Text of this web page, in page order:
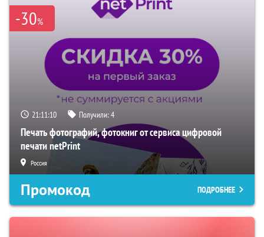
-30%
21:11:08 Получили:4
Печать фотографий, фотокниг от сервиса цифровой
печати netPrint
Россия
Промокод ПОДРОБНЕЕ